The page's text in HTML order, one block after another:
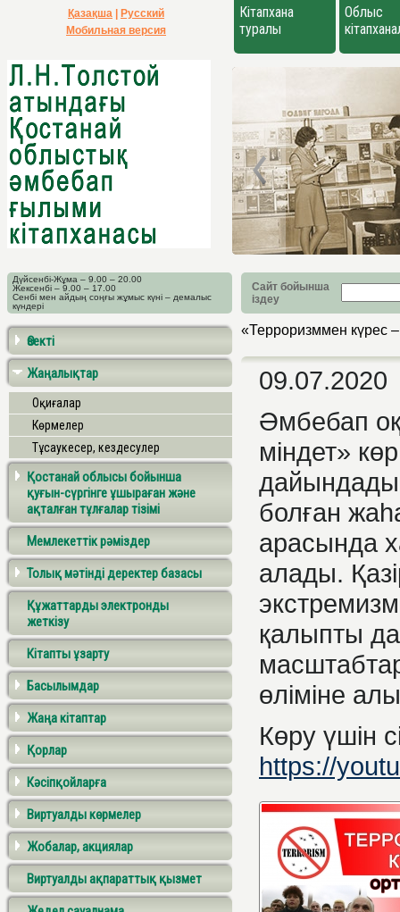
Қазақша
Русский
Мобильная версия
Кітапхана
туралы
Облыс
Дүйсенбі-Жұма – 9.00 – 20.00
Жексенбі – 9.00 – 17.00
Сенбі мен айдың соңғы жұмыс күні – демалыс
күндері
Сайт бойынша
іздеу
Өзекті
Жаңалықтар
Оқиғалар
Көрмелер
Тұсаукесер, кездесулер
Қостанай облысы бойынша
қуғын-сүргінге ұшыраған және
ақталған тұлғалар тізімі
Мемлекеттік рәміздер
Толық мәтінді деректер базасы
Құжаттарды электронды
жеткізу
Кітапты ұзарту
Басылымдар
Жаңа кітаптар
Қорлар
Кәсіпқойларға
Виртуалды көрмелер
Жобалар, акциялар
Виртуалды ақпараттық қызмет
«Терроризммен күрес –
09.07.2020
Әмбебап
міндет»
болған
арасында
алады.
қалыпты
өліміне
Көру үшін
https://